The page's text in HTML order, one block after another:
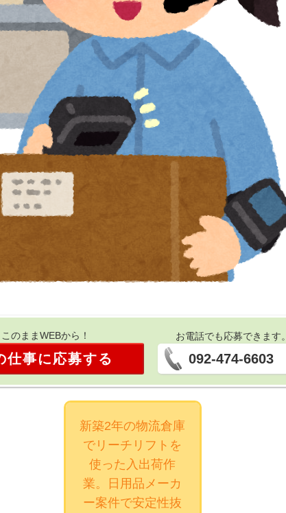
このままWEBから！
仕事に応募する
お電話でも応募できます
092-474-6603
新築2年の物流倉庫
でリーチリフトを
使った入出荷作
業。日用品メーカ
ー案件で安定性抜